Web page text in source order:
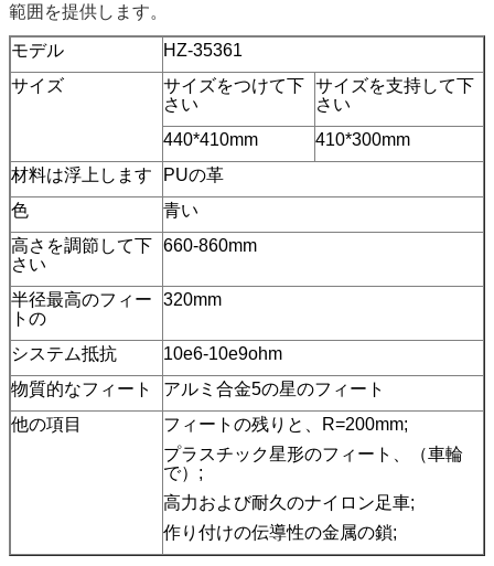
範囲を提供します。
モデル
HZ-35361
サイズ
サイズをつけて下
さい
サイズを支持して下
さい
440*410mm
410*300mm
材料は浮上します
PUの革
色
青い
高さを調節して下
さい
660-860mm
半径最高のフィー
トの
320mm
システム抵抗
10e6-10e9ohm
物質的なフィート
アルミ合金5の星のフィート
他の項目
フィートの残りと、R=200mm;
プラスチック星形のフィート、（車輪
で）;
高力および耐久のナイロン足車;
作り付けの伝導性の金属の鎖;